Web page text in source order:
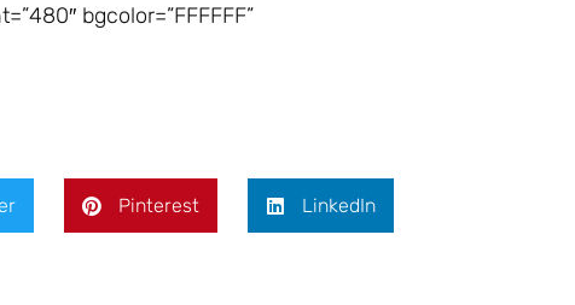
bgcolor=”FFFFFF”
Pinterest LinkedIn